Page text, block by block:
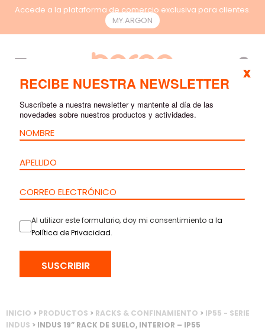
Accede a la plataforma de comercio exclusiva para clientes.
MY.ARGON
INICIO > PRODUCTOS > RACKS & CONFINAMIENTO > IP55 - SERIE
INDUS > INDUS 19” RACK DE SUELO, INTERIOR – IP55
RECIBE NUESTRA NEWSLETTER
Suscríbete a nuestra newsletter y mantente al día de las
novedades sobre nuestros productos y actividades.
Al utilizar este formulario, doy mi consentimiento a la
Política de Privacidad.
SUSCRIBIR
x